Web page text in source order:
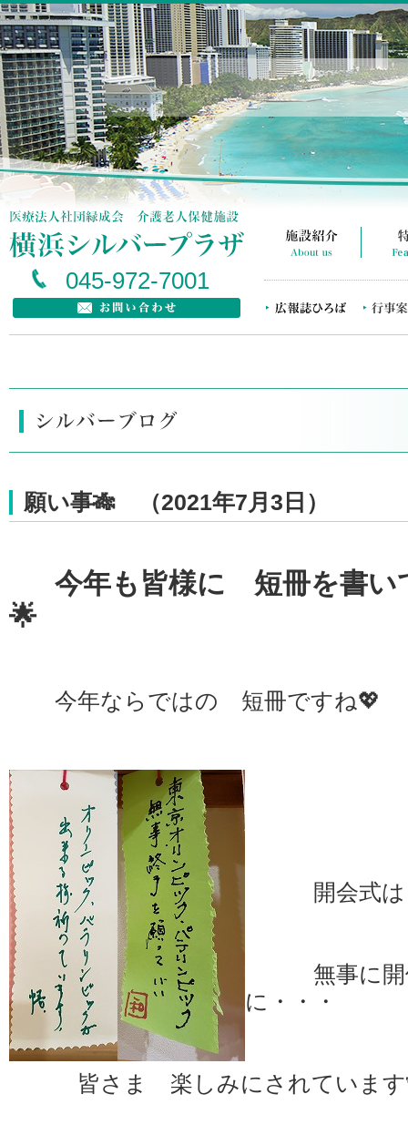
045-972-7001
願い事🎋 （2021年7月3日）
今年も皆様に 短冊を書い
🌟
今年ならではの 短冊ですね💖
開会式は
無事に開催
に・・・
皆さま 楽しみにされています